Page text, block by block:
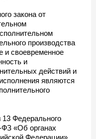
закона от
производства
и своевременное
и
действий и
являются
13 Федерального
«Об органах
Федерации»